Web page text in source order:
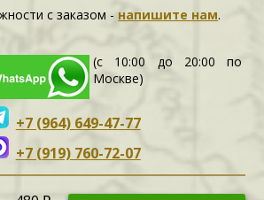
c заказом - напишите нам.
(с 10:00 до 20:00 по
Москве)
+7 (964) 649-47-77
+7 (919) 760-72-07